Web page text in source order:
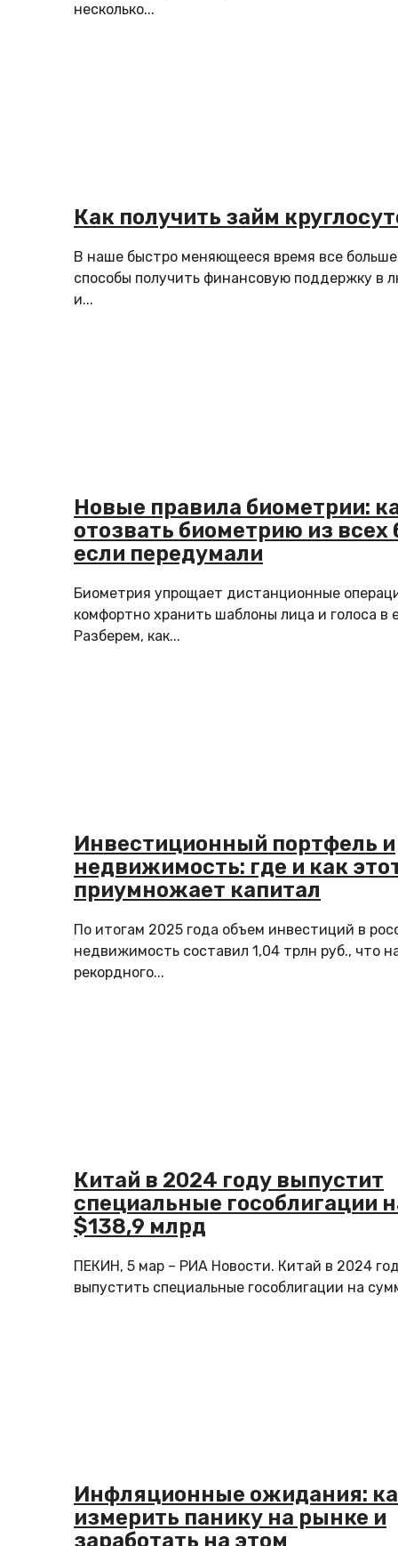
несколько...
Как получить займ
В наше быстро меняющееся время все
способы получить финансовую поддержку в
и...
Новые правила биометрии:
отозвать биометрию из всех
если передумали
Биометрия упрощает дистанционные
комфортно хранить шаблоны лица и голоса в
Разберем, как...
Инвестиционный портфель и
недвижимость: где и как
приумножает капитал
По итогам 2025 года объем инвестиций в
недвижимость составил 1,04 трлн руб., что
рекордного...
Китай в 2024 году выпустит
специальные гособлигации
$138,9 млрд
ПЕКИН, 5 мар – РИА Новости. Китай в 2024
выпустить специальные гособлигации на
Инфляционные ожидания:
измерить панику на рынке и